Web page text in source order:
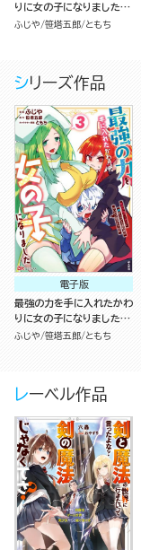
りに女の子になりました
女だけのパーティに僕が入
ふじや 笹塔五郎 ともち
シリーズ作品
電子版
最強の力を手に入れたかわ
りに女の子になりました
女だけのパーティに僕が入
ふじや 笹塔五郎 ともち
レーベル作品